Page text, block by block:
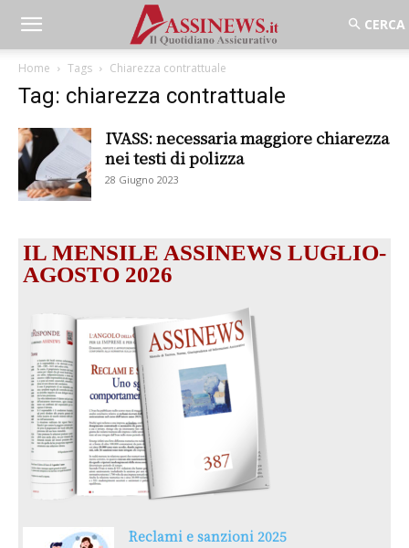
Home Tags Chiarezza contrattuale
Tag: chiarezza contrattuale
IVASS: necessaria maggiore chiarezza
nei testi di polizza
28 Giugno 2023
IL MENSILE ASSINEWS LUGLIO-
AGOSTO 2026
Reclami e sanzioni 2025